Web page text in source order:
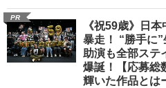
PR
《祝59歳》日
暴走！ “勝手に
助演も全部ステ
爆誕！【応募総
輝いた作品とは